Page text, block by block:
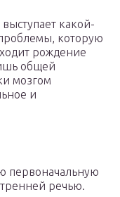
какой-
которую
рождение
общей
мозгом
и
первоначальную
речью.